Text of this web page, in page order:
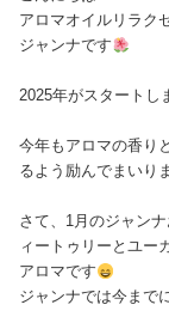
アロマオイルリラク
ジャンナです
2025年がスタートし
今年もアロマの香り
るよう励んでまいり
さて、1月のジャン
ィートゥリーとユー
アロマです
ジャンナでは今まで